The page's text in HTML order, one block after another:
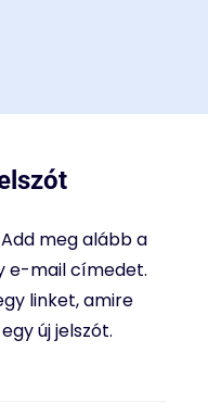
meg alább a
e-mail címedet.
linket, amire
új jelszót.